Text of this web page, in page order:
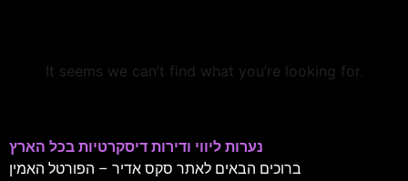
It seems we can’t find what you’re looking for.
נערות ליווי ודירות דיסקרטיות בכל הארץ
ברוכים הבאים לאתר סקס אדיר – הפורטל האמין